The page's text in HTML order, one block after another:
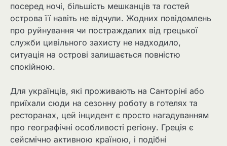
посеред ночі, більшість мешканців та гостей
острова її навіть не відчули. Жодних повідомлень
про руйнування чи постраждалих від грецької
служби цивільного захисту не надходило,
ситуація на острові залишається повністю
спокійною.
Для українців, які проживають на Санторіні або
приїхали сюди на сезонну роботу в готелях та
ресторанах, цей інцидент є просто нагадуванням
про географічні особливості регіону. Греція є
сейсмічно активною країною, і подібні